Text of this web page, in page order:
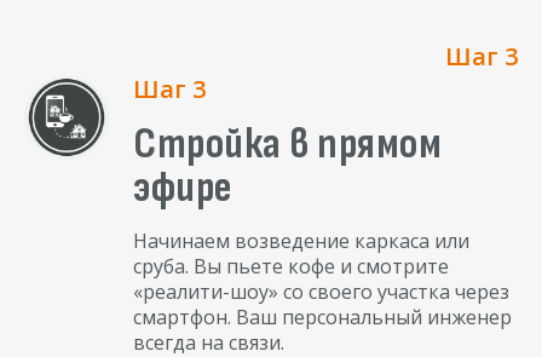
Шаг 3
Шаг 3
Стройка в прямом
эфире
Начинаем возведение каркаса или
сруба. Вы пьете кофе и смотрите
«реалити-шоу» со своего участка через
смартфон. Ваш персональный инженер
всегда на связи.